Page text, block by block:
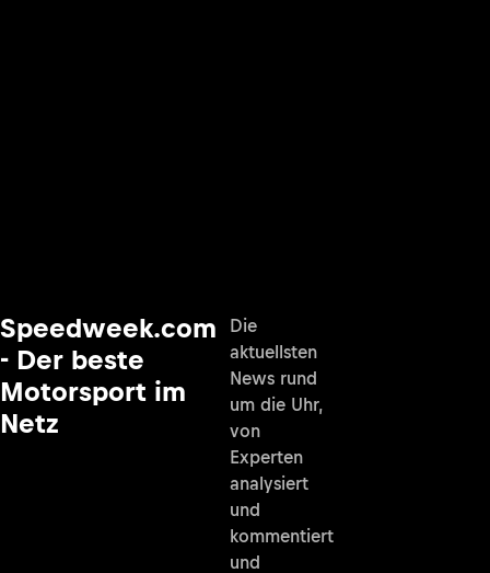
Speedweek.com
- Der beste
Motorsport im
Netz
Die
aktuellsten
News rund
um die Uhr,
von
Experten
analysiert
und
kommentiert
und